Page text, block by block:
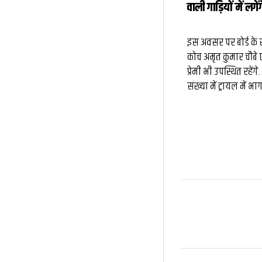
वाली गाड़ियों में
इस अवसर पर बोर्ड के
कोच अमृत कुमार चौबे
प्रेमी भी उपस्थित
संख्या में ट्रायल में